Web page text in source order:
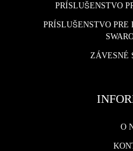
PRÍSLUŠENSTVO
PRÍSLUŠENSTVO
ZÁVESNÉ
O